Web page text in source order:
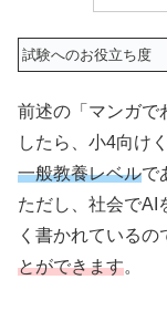
試験へのお役立ち度
前述の「マンガで
したら、小4向け
一般教養レベルで
ただし、社会でAI
く書かれているの
とができます。